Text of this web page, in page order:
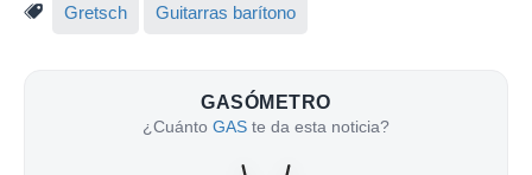
Gretsch Guitarras barítono
GASÓMETRO
¿Cuánto GAS te da esta noticia?